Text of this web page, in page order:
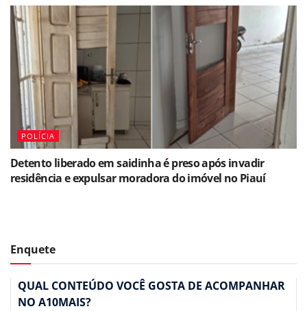
POLÍCIA
Detento liberado em saidinha é preso após invadir
residência e expulsar moradora do imóvel no Piauí
Enquete
QUAL CONTEÚDO VOCÊ GOSTA DE ACOMPANHAR
NO A10MAIS?